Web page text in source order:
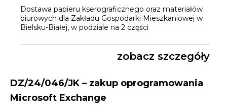
Dostawa papieru kserograficznego oraz materiałów
biurowych dla Zakładu Gospodarki Mieszkaniowej w
Bielsku-Białej, w podziale na 2 części
zobacz szczegóły
DZ/24/046/JK – zakup oprogramowania
Microsoft Exchange